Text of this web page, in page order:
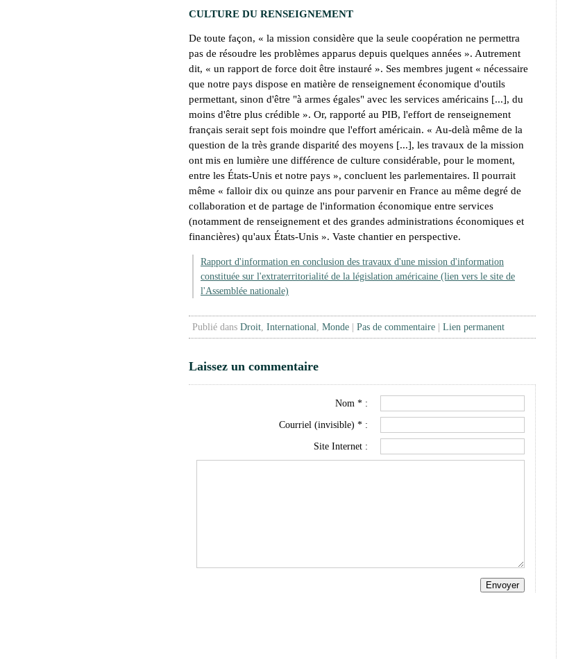
CULTURE DU RENSEIGNEMENT
De toute façon, « la mission considère que la seule coopération ne permettra
pas de résoudre les problèmes apparus depuis quelques années ». Autrement
dit, « un rapport de force doit être instauré ». Ses membres jugent « nécessaire
que notre pays dispose en matière de renseignement économique d'outils
permettant, sinon d'être "à armes égales" avec les services américains [...], du
moins d'être plus crédible ». Or, rapporté au PIB, l'effort de renseignement
français serait sept fois moindre que l'effort américain. « Au-delà même de la
question de la très grande disparité des moyens [...], les travaux de la mission
ont mis en lumière une différence de culture considérable, pour le moment,
entre les États-Unis et notre pays », concluent les parlementaires. Il pourrait
même « falloir dix ou quinze ans pour parvenir en France au même degré de
collaboration et de partage de l'information économique entre services
(notamment de renseignement et des grandes administrations économiques et
financières) qu'aux États-Unis ». Vaste chantier en perspective.
Rapport d'information en conclusion des travaux d'une mission d'information
constituée sur l'extraterritorialité de la législation américaine (lien vers le site de
l'Assemblée nationale)
Publié dans Droit, International, Monde Pas de commentaire Lien permanent
Laissez un commentaire
Nom * :
Courriel (invisible) * :
Site Internet :